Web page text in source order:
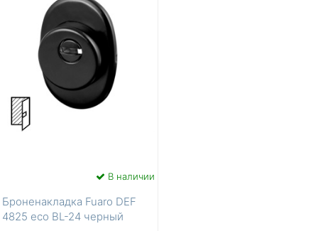
В наличии
Броненакладка Fuaro DEF
4825 eco BL-24 черный